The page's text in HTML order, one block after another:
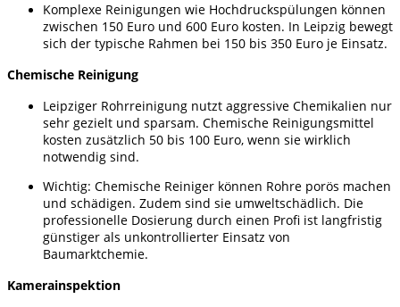
Komplexe Reinigungen wie Hochdruckspülungen können
zwischen 150 Euro und 600 Euro kosten. In Leipzig bewegt
sich der typische Rahmen bei 150 bis 350 Euro je Einsatz.
Chemische Reinigung
Leipziger Rohrreinigung nutzt aggressive Chemikalien nur
sehr gezielt und sparsam. Chemische Reinigungsmittel
kosten zusätzlich 50 bis 100 Euro, wenn sie wirklich
notwendig sind.
Wichtig: Chemische Reiniger können Rohre porös machen
und schädigen. Zudem sind sie umweltschädlich. Die
professionelle Dosierung durch einen Profi ist langfristig
günstiger als unkontrollierter Einsatz von
Baumarktchemie.
Kamerainspektion